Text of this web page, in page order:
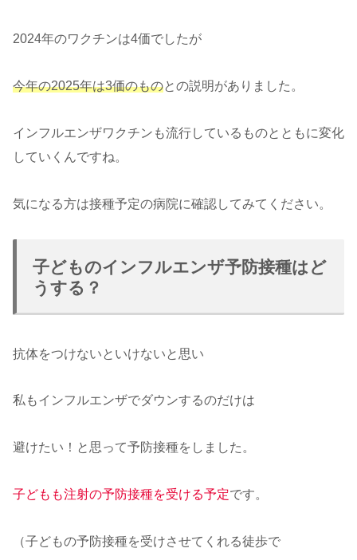
2024年のワクチンは4価でしたが
今年の2025年は3価のものとの説明がありました。
インフルエンザワクチンも流行しているものとともに変化
していくんですね。
気になる方は接種予定の病院に確認してみてください。
子どものインフルエンザ予防接種はど
うする？
抗体をつけないといけないと思い
私もインフルエンザでダウンするのだけは
避けたい！と思って予防接種をしました。
子どもも注射の予防接種を受ける予定です。
（子どもの予防接種を受けさせてくれる徒歩で